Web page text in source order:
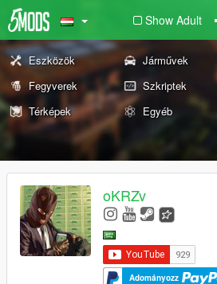
Show Adult
Eszközök Járművek
Fegyverek
Szkriptek
Térképek
Egyéb
oKRZv
Adományozz